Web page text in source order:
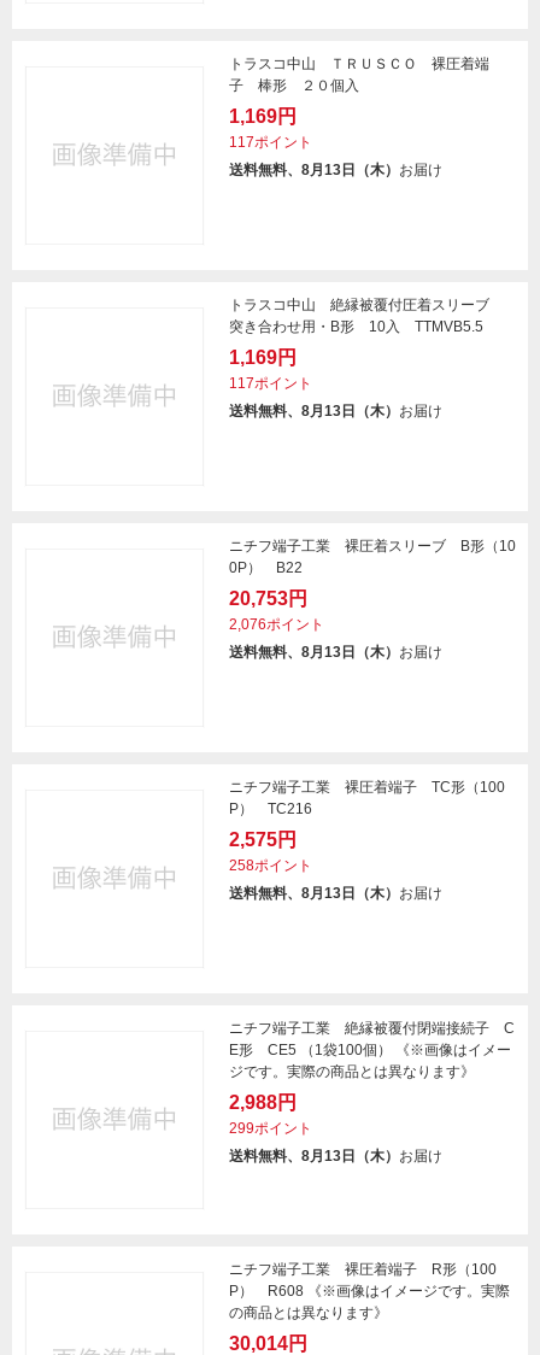
トラスコ中山 ＴＲＵＳＣＯ 裸圧着端
子 棒形 ２０個入
1,169円
117ポイント
送料無料、8月13日（木） お届け
トラスコ中山 絶縁被覆付圧着スリーブ
突き合わせ用・B形 10入 TTMVB5.5
1,169円
117ポイント
送料無料、8月13日（木） お届け
ニチフ端子工業 裸圧着スリーブ B形（10
0P） B22
20,753円
2,076ポイント
送料無料、8月13日（木） お届け
ニチフ端子工業 裸圧着端子 TC形（100
P） TC216
2,575円
258ポイント
送料無料、8月13日（木） お届け
ニチフ端子工業 絶縁被覆付閉端接続子 C
E形 CE5 （1袋100個） 《※画像はイメー
ジです。実際の商品とは異なります》
2,988円
299ポイント
送料無料、8月13日（木） お届け
ニチフ端子工業 裸圧着端子 R形（100
P） R608 《※画像はイメージです。実際
の商品とは異なります》
30,014円